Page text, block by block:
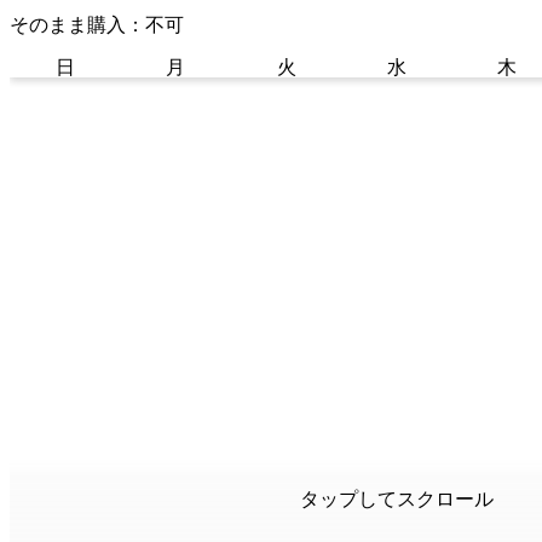
そのまま購入：不可
日 月 火 水 木
タップしてスクロール